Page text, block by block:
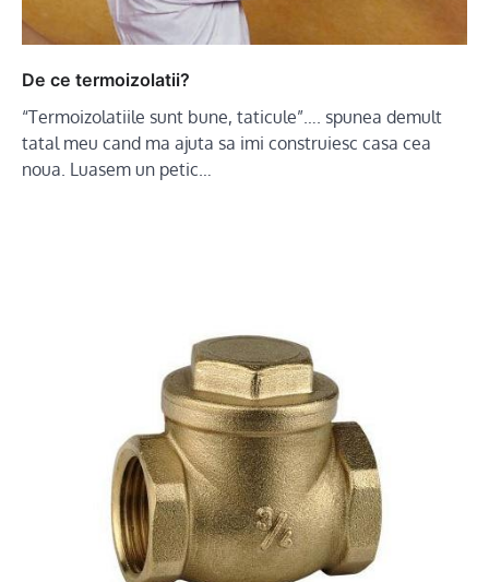
De ce termoizolatii?
“Termoizolatiile sunt bune, taticule”…. spunea demult
tatal meu cand ma ajuta sa imi construiesc casa cea
noua. Luasem un petic…